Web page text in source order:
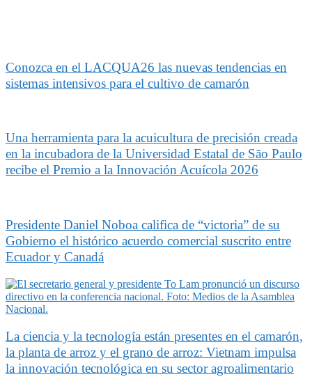
Conozca en el LACQUA26 las nuevas tendencias en
sistemas intensivos para el cultivo de camarón
Una herramienta para la acuicultura de precisión creada
en la incubadora de la Universidad Estatal de São Paulo
recibe el Premio a la Innovación Acuícola 2026
Presidente Daniel Noboa califica de “victoria” de su
Gobierno el histórico acuerdo comercial suscrito entre
Ecuador y Canadá
La ciencia y la tecnología están presentes en el camarón,
la planta de arroz y el grano de arroz: Vietnam impulsa
la innovación tecnológica en su sector agroalimentario